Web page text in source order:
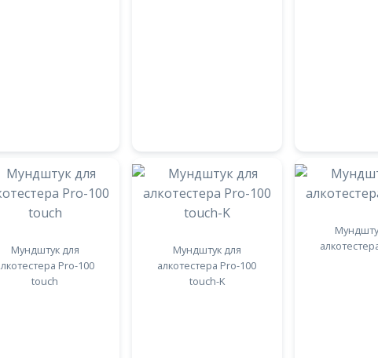
Мундштук для
Pro-100
touch
Мундштук для
алкотестера Pro-100
touch-K